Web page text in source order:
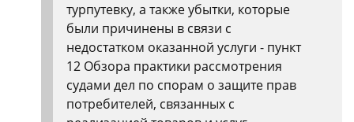
турпутевку, а также убытки, которые
были причинены в связи с
недостатком оказанной услуги - пункт
12 Обзора практики рассмотрения
судами дел по спорам о защите прав
потребителей, связанных с